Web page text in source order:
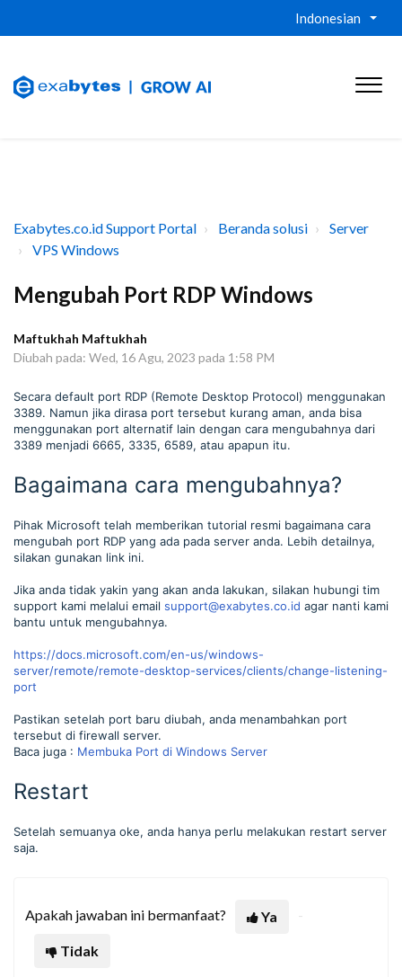
Indonesian
Exabytes.co.id Support Portal Beranda solusi
Server
VPS Windows
Mengubah Port RDP Windows
Maftukhah Maftukhah
Diubah pada: Wed, 16 Agu, 2023 pada 1:58 PM
Secara default port RDP (Remote Desktop Protocol) menggunakan
3389. Namun jika dirasa port tersebut kurang aman, anda bisa
menggunakan port alternatif lain dengan cara mengubahnya dari
3389 menjadi 6665, 3335, 6589, atau apapun itu.
Bagaimana cara mengubahnya?
Pihak Microsoft telah memberikan tutorial resmi bagaimana cara
mengubah port RDP yang ada pada server anda. Lebih detailnya,
silakan gunakan link ini.
Jika anda tidak yakin yang akan anda lakukan, silakan hubungi tim
support kami melalui email support@exabytes.co.id agar nanti kami
bantu untuk mengubahnya.
https://docs.microsoft.com/en-us/windows-
server/remote/remote-desktop-services/clients/change-listening-
port
Pastikan setelah port baru diubah, anda menambahkan port
tersebut di firewall server.
Baca juga : Membuka Port di Windows Server
Restart
Setelah semuanya oke, anda hanya perlu melakukan restart server
saja.
Apakah jawaban ini bermanfaat?
Ya
Tidak